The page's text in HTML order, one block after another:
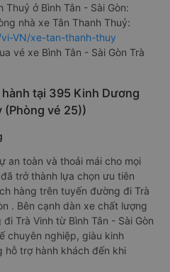
Thuỷ ở Bình Tân - Sài Gòn:
nhà xe Tân Thanh Thuỷ:
VN/xe-tan-thanh-thuy
vé xe Bình Tân - Sài Gòn Trà
tại 395 Kinh Dương
(Phòng vé 25))
an toàn và thoải mái cho mọi
trở thành lựa chọn ưu tiên
hàng trên tuyến đường đi Trà
. Bên cạnh dàn xe chất lượng
Trà Vinh từ Bình Tân - Sài Gòn
chuyên nghiệp, giàu kinh
hỗ trợ hành khách đến khi